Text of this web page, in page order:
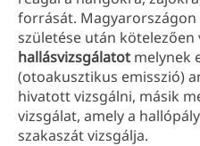
forrását. Magyarországon
születése után kötelezően
hallásvizsgálatot melynek
(otoakusztikus emisszió)
hivatott vizsgálni, másik
vizsgálat, amely a
szakaszát vizsgálja.